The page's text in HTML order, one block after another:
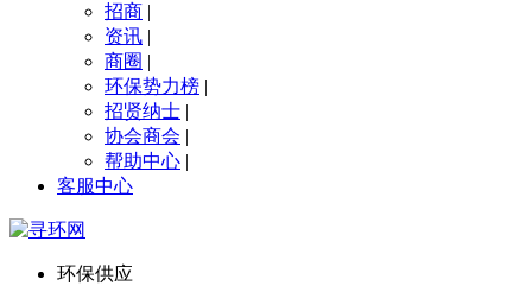
招商 |
资讯 |
商圈 |
环保势力榜 |
招贤纳士 |
协会商会 |
帮助中心 |
客服中心
环保供应